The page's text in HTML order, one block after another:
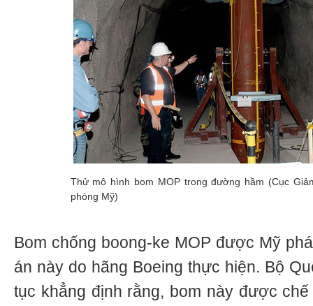
Thử mô hình bom MOP trong đường hầm (Cục
phòng Mỹ)
Bom chống boong-ke MOP được Mỹ
án này do hãng Boeing thực hiện. Bộ
tục khẳng định rằng, bom này được